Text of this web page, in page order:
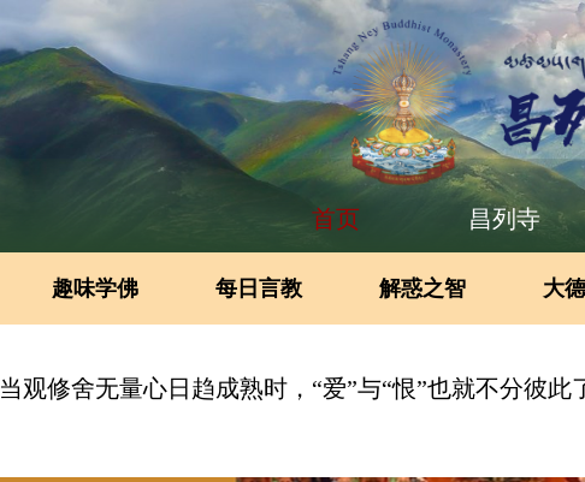
首页 昌列寺
趣味学佛 每日言教 解惑之智 大
当观修舍无量心日趋成熟时，“爱”与“恨”也就不分彼此